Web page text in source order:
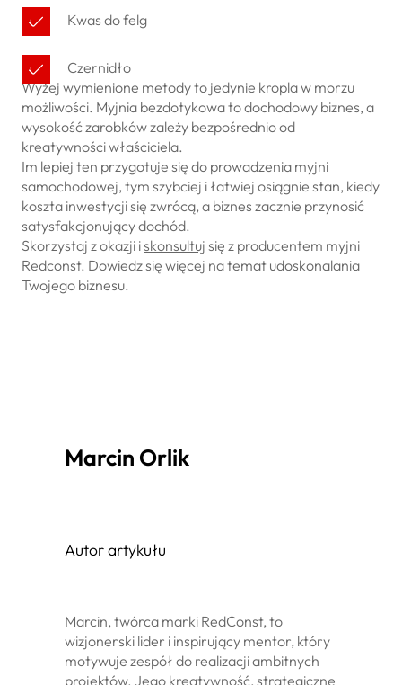
Kwas do felg
Czernidło
Wyżej wymienione metody to jedynie kropla w morzu
możliwości. Myjnia bezdotykowa to dochodowy biznes, a
wysokość zarobków zależy bezpośrednio od
kreatywności właściciela.
Im lepiej ten przygotuje się do prowadzenia myjni
samochodowej, tym szybciej i łatwiej osiągnie stan, kiedy
koszta inwestycji się zwrócą, a biznes zacznie przynosić
satysfakcjonujący dochód.
Skorzystaj z okazji iskonsultuj się z producentem myjni
Redconst. Dowiedz się więcej na temat udoskonalania
Twojego biznesu.
Marcin Orlik
Autor artykułu
Marcin, twórca marki RedConst, to
wizjonerski lider i inspirujący mentor, który
motywuje zespół do realizacji ambitnych
projektów. Jego kreatywność, strategiczne